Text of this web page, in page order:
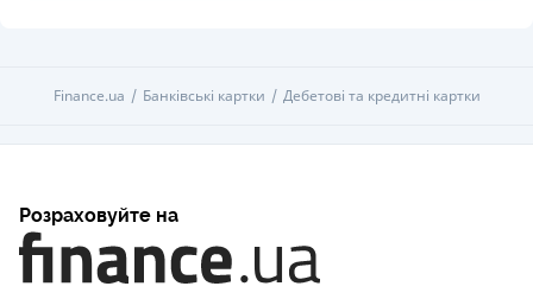
Finance.ua Банківські картки Дебетові та кредитні картки
Розраховуйте на